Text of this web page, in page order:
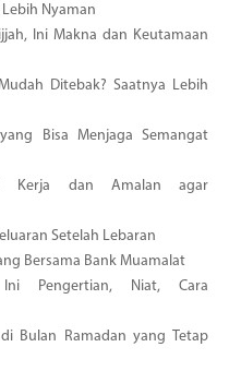
Nyaman
Ini Makna dan Keutamaan
Ditebak? Saatnya Lebih
Bisa Menjaga Semangat
Kerja dan Amalan agar
Setelah Lebaran
Bersama Bank Muamalat
Pengertian, Niat, Cara
Bulan Ramadan yang Tetap